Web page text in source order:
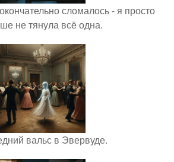
сломалось - я просто
не тянула всё одна.
вальс в Эвервуде.